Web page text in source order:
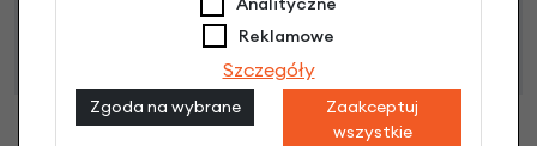
i przyznaniu kredytu zostanie podjęta po ocenie
zdolności kredytowej.
Reklamowe
Szczegóły
Zgoda na wybrane
Zaakceptuj
wszystkie